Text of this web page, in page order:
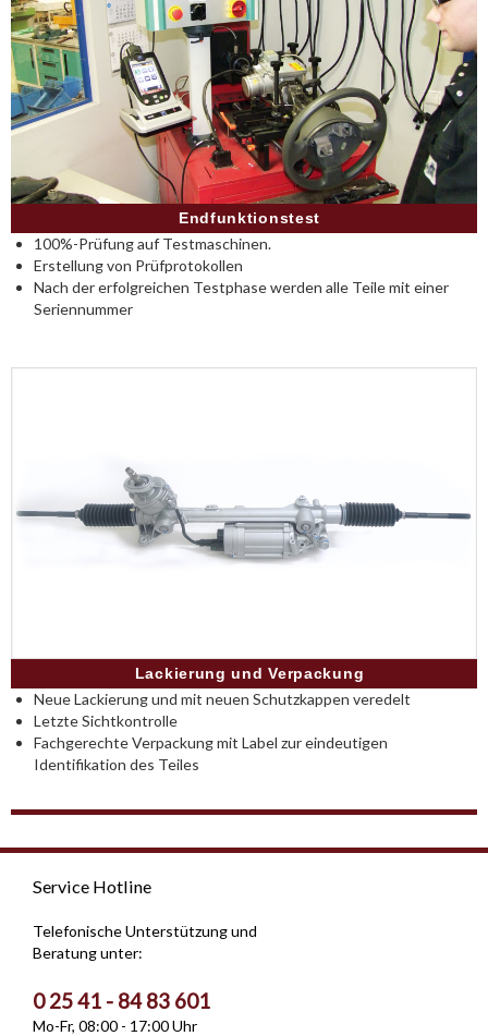
Endfunktionstest
100%-Prüfung auf Testmaschinen.
Erstellung von Prüfprotokollen
Nach der erfolgreichen Testphase werden alle Teile mit einer
Seriennummer
Lackierung und Verpackung
Neue Lackierung und mit neuen Schutzkappen veredelt
Letzte Sichtkontrolle
Fachgerechte Verpackung mit Label zur eindeutigen
Identifikation des Teiles
Service Hotline
Telefonische Unterstützung und
Beratung unter:
0 25 41 - 84 83 601
Mo-Fr, 08:00 - 17:00 Uhr